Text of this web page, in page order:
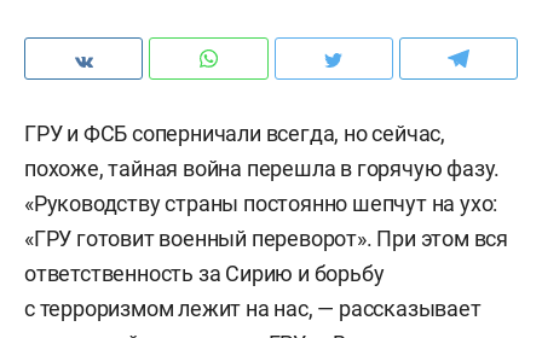
ГРУ и ФСБ соперничали всегда, но сейчас,
похоже, тайная война перешла в горячую фазу.
«Руководству страны постоянно шепчут на ухо:
«ГРУ готовит военный переворот». При этом вся
ответственность за Сирию и борьбу
с терроризмом лежит на нас, — рассказывает